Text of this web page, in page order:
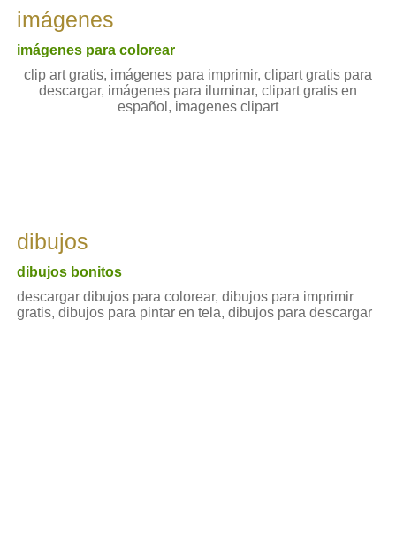
imágenes
imágenes para colorear
clip art gratis, imágenes para imprimir, clipart gratis para
descargar, imágenes para iluminar, clipart gratis en
español, imagenes clipart
dibujos
dibujos bonitos
descargar dibujos para colorear, dibujos para imprimir
gratis, dibujos para pintar en tela, dibujos para descargar